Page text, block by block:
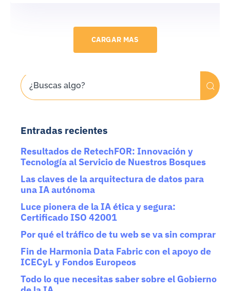
CARGAR MAS
Entradas recientes
Resultados de RetechFOR: Innovación y
Tecnología al Servicio de Nuestros Bosques
Las claves de la arquitectura de datos para
una IA autónoma
Luce pionera de la IA ética y segura:
Certificado ISO 42001
Por qué el tráfico de tu web se va sin comprar
Fin de Harmonia Data Fabric con el apoyo de
ICECyL y Fondos Europeos
Todo lo que necesitas saber sobre el Gobierno